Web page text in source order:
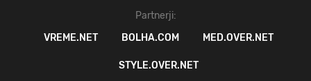
Partnerji:
VREME.NET
BOLHA.COM MED.OVER.NET
STYLE.OVER.NET